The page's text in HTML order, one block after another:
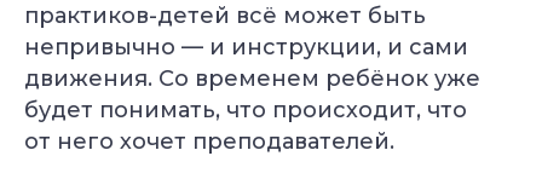
практиков-детей всё может быть
непривычно — и инструкции, и сами
движения. Со временем ребёнок уже
будет понимать, что происходит, что
от него хочет преподавателей.